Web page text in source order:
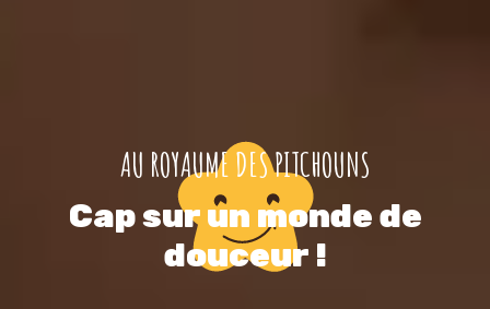
AU ROYAUME DES PITCHOUNS
Cap sur un monde de
douceur !